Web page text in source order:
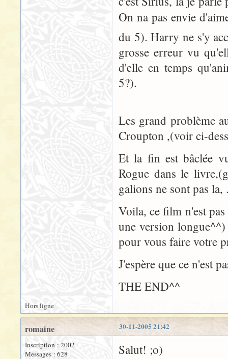
On na pas envie
du 5). Harry ne s'y
grosse erreur vu
d'elle en temps
5?).
Les grand problème
Croupton ,(voir ci-
Et la fin est bâclée
Rogue dans le
galions ne sont pas la,
Voila, ce film n'est
une version
pour vous faire votre
J'espère que ce n'est
THE END^^
Hors ligne
30-11-2005 21:42
romaine
Inscription : 2002
Messages : 628
Salut! ;o)